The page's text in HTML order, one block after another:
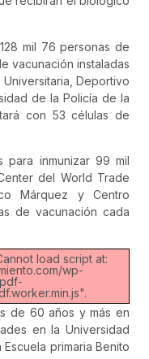
mil 76 personas de
vacunación instaladas
Deportivo
de la Policía de la
con 53 células de
para inmunizar 99 mil
del World Trade
Márquez y Centro
de vacunación cada
load script at:
wp-
de 60 años y más en
en la Universidad
primaria Benito